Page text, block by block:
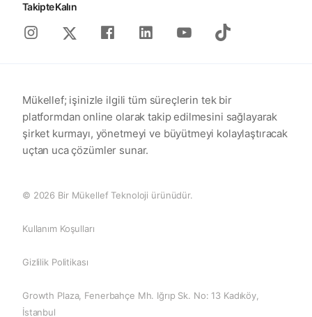
Takipte Kalın
Instagram
X FacebookLinkedinYoutubeTiktok
Mükellef; işinizle ilgili tüm süreçlerin tek bir
platformdan online olarak takip edilmesini sağlayarak
şirket kurmayı, yönetmeyi ve büyütmeyi kolaylaştıracak
uçtan uca çözümler sunar.
© 2026 Bir Mükellef Teknoloji ürünüdür.
Kullanım Koşulları
Gizlilik Politikası
Growth Plaza, Fenerbahçe Mh. Iğrıp Sk. No: 13 Kadıköy,
İstanbul